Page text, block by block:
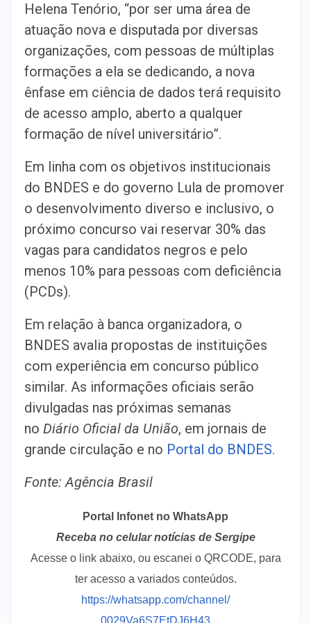
Helena Tenório, “por ser uma área de
atuação nova e disputada por diversas
organizações, com pessoas de múltiplas
formações a ela se dedicando, a nova
ênfase em ciência de dados terá requisito
de acesso amplo, aberto a qualquer
formação de nível universitário”.
Em linha com os objetivos institucionais
do BNDES e do governo Lula de promover
o desenvolvimento diverso e inclusivo, o
próximo concurso vai reservar 30% das
vagas para candidatos negros e pelo
menos 10% para pessoas com deficiência
(PCDs).
Em relação à banca organizadora, o
BNDES avalia propostas de instituições
com experiência em concurso público
similar. As informações oficiais serão
divulgadas nas próximas semanas
no Diário Oficial da União, em jornais de
grande circulação e no Portal do BNDES.
Fonte: Agência Brasil
Portal Infonet no WhatsApp
Receba no celular notícias de Sergipe
Acesse o link abaixo, ou escanei o QRCODE, para
ter acesso a variados conteúdos.
https://whatsapp.com/channel/
0029Va6S7EtDJ6H43